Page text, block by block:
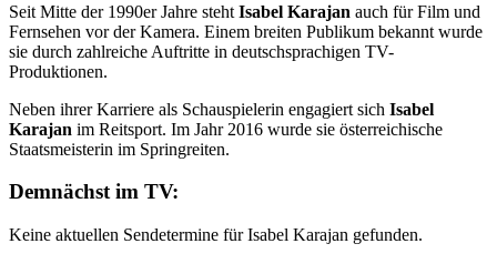
Seit Mitte der 1990er Jahre steht Isabel Karajan auch für Film und
Fernsehen vor der Kamera. Einem breiten Publikum bekannt wurde
sie durch zahlreiche Auftritte in deutschsprachigen TV-
Produktionen.
Neben ihrer Karriere als Schauspielerin engagiert sich Isabel
Karajan im Reitsport. Im Jahr 2016 wurde sie österreichische
Staatsmeisterin im Springreiten.
Demnächst im TV:
Keine aktuellen Sendetermine für Isabel Karajan gefunden.